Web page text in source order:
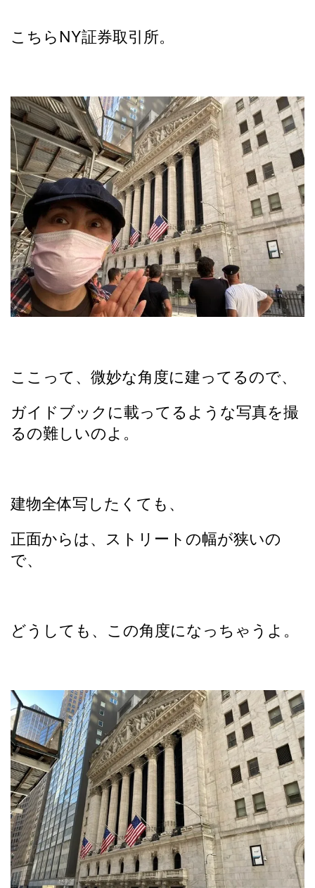
こちらNY証券取引所。
ここって、微妙な角度に建ってるので、
ガイドブックに載ってるような写真を撮
るの難しいのよ。
建物全体写したくても、
正面からは、ストリートの幅が狭いの
で、
どうしても、この角度になっちゃうよ。